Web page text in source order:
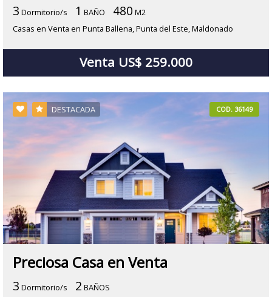
3 Dormitorio/s 1 BAÑO 480 M2
Casas en Venta en Punta Ballena, Punta del Este, Maldonado
Venta US$ 259.000
DESTACADA COD. 36149
Preciosa Casa en Venta
3 Dormitorio/s 2 BAÑOS